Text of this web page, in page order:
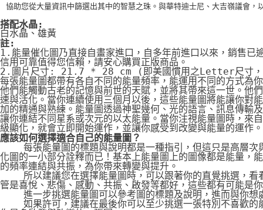
協助您從大量資訊中篩選出其中的智慧之珠。與華特迪士尼、大吉嶺議會，
搭配水晶:
白水晶、雄黃
註:
1.能量催化圖乃直接自畫家進口，自多年前進口以來，銷售已
信用可靠值得您信賴，請安心購買正版商品。
2.圖片尺寸: 21.7 * 28 cm (即美國慣用之Letter尺寸，
每張能量圖都帶有各自不同的能量頻率，能運用不同的方式為
他們能觸動古老的記憶與前世的天賦，並將其帶來這一世。他
速與活化。當你連續使用三個月以後，這些能量圖將能讓你對
加的精通與熟練。能量圖透過神聖幾何、光的語言、訊息傳輸
讓你連結不同星系或次元的以太能量。當你注視能量圖時，來
級顯化，就會立即開始運作，並讓你感受到改變與能量的運作。
應該如何選擇適合自己的能量圖？
每張能量圖的標題與說明都是一種指引，但這只是高層次
化圖的一小部分詮釋而已！基本上能量圖上的圖像都是能量，
的頻率連結與共振，為你帶來轉變與提升。
所以建議您在選擇能量圖時，可以跟著你的直覺挑選，看
管是喜悅、悲傷、感動、共振、啟發等都好，這些都有可能是
進一步挑選能量圖可以參考圖的標題及說明，進而與你想
如果許可，建議在最後你可以至少挑選一張特別不喜歡的